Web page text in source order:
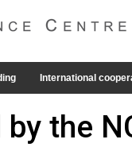
International
the